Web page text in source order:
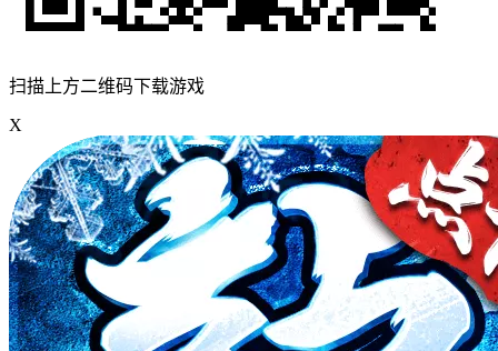
扫描上方二维码下载游戏
X